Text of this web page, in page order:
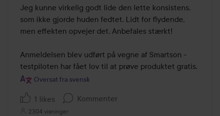
ud
af
5
Jeg kunne virkelig godt lide den lette konsistens,
som ikke gjorde huden fedtet. Lidt for flydende,
men effekten opvejer det. Anbefales stærkt!
Anmeldelsen blev udført på vegne af Smartson -
testpiloten har fået lov til at prøve produktet gratis.
Oversat fra svensk
1 likes Kommenter
2304 visninger